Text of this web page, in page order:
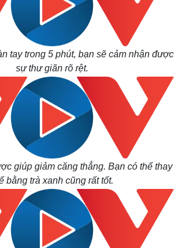
Multimedia
Video
E-Magazine
Infographic
tay trong 5 phút, bạn sẽ cảm nhận được
sự thư giãn rõ rệt.
giúp giảm căng thẳng. Bạn có thể thay
bằng trà xanh cũng rất tốt.